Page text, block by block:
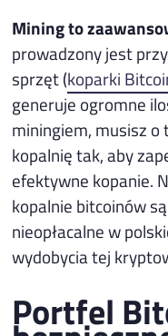
Mining to
prowadzony jest
sprzęt (koparki
generuje ogromne
miningiem, musisz
kopalnię tak, aby
efektywne kopanie.
kopalnie bitcoinów
nieopłacalne w
wydobycia tej
Portfel